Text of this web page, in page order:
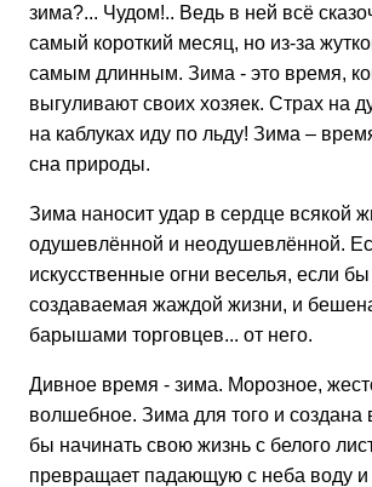
зима?... Чудом!.. Ведь в ней всё
самый короткий месяц, но из-за
самым длинным. Зима - это время,
выгуливают своих хозяек. Страх на
на каблуках иду по льду! Зима –
сна природы.
Зима наносит удар в сердце всякой
одушевлённой и неодушевлённой.
искусственные огни веселья, если бы
создаваемая жаждой жизни, и
барышами торговцев... от него.
Дивное время - зима. Морозное,
волшебное. Зима для того и создана
бы начинать свою жизнь с белого
превращает падающую с неба воду